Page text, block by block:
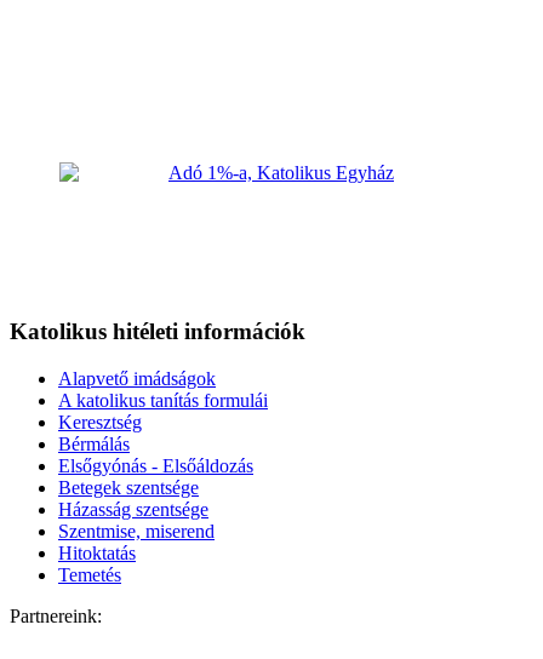
Katolikus hitéleti információk
Alapvető imádságok
A katolikus tanítás formulái
Keresztség
Bérmálás
Elsőgyónás - Elsőáldozás
Betegek szentsége
Házasság szentsége
Szentmise, miserend
Hitoktatás
Temetés
Partnereink: